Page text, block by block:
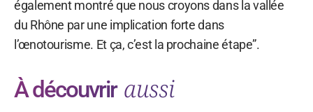
également montré que nous croyons dans la vallée
du Rhône par une implication forte dans
l’œnotourisme. Et ça, c’est la prochaine étape”.
À découvrir aussi